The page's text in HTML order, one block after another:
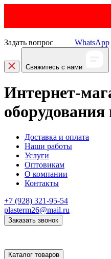
Задать вопрос WhatsApp
Свяжитесь с нами
Интернет-
Доставка и оплата
Наши работы
Услуги
Оптовикам
О компании
Контакты
+7 (928) 321-95-54
plasterm26@mail.ru
Заказать звонок
Каталог товаров